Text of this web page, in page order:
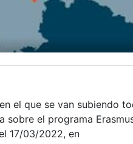
el que se van subiendo
sobre el programa
17/03/2022, en